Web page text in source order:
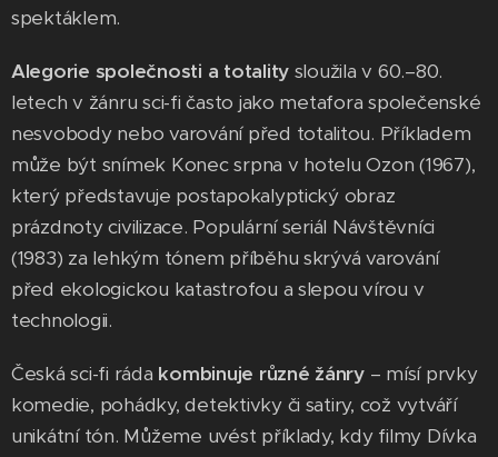
spektáklem.
Alegorie společnosti a totality sloužila v 60.–80.
letech v žánru sci-fi často jako metafora společenské
nesvobody nebo varování před totalitou. Příkladem
může být snímek Konec srpna v hotelu Ozon (1967),
který představuje postapokalyptický obraz
prázdnoty civilizace. Populární seriál Návštěvníci
(1983) za lehkým tónem příběhu skrývá varování
před ekologickou katastrofou a slepou vírou v
technologii.
Česká sci-fi ráda kombinuje různé žánry– mísí prvky
komedie, pohádky, detektivky či satiry, což vytváří
unikátní tón. Můžeme uvést příklady, kdy filmy Dívka